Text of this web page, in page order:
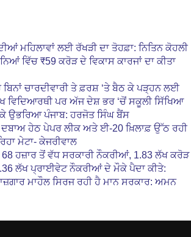
ਮਹਿਲਾਵਾਂ ਲਈ ਰੱਖੜੀ ਦਾ ਤੋਹਫ਼ਾ: ਨਿਤਿਨ ਕੋਹਲੀ
ਵਿੱਚ ₹59 ਕਰੋੜ ਦੇ ਵਿਕਾਸ ਕਾਰਜਾਂ ਦਾ ਕੀਤਾ
ਬਿਨਾਂ ਚਾਰਦੀਵਾਰੀ ਤੇ ਫ਼ਰਸ਼ ‘ਤੇ ਬੈਠ ਕੇ ਪੜ੍ਹਨ ਲਈ
ਵਿਦਿਆਰਥੀ ਪਰ ਅੱਜ ਦੇਸ਼ ਭਰ ‘ਚੋਂ ਸਕੂਲੀ ਸਿੱਖਿਆ
ਉਭਰਿਆ ਪੰਜਾਬ: ਹਰਜੋਤ ਸਿੰਘ ਬੈਂਸ
ਦਬਾਅ ਹੇਠ ਪੇਪਰ ਲੀਕ ਅਤੇ ਈ-20 ਖ਼ਿਲਾਫ਼ ਉੱਠ ਰਹੀ
ਮੇਟਾ- ਕੇਜਰੀਵਾਲ
68 ਹਜ਼ਾਰ ਤੋਂ ਵੱਧ ਸਰਕਾਰੀ ਨੌਕਰੀਆਂ, 1.83 ਲੱਖ ਕਰੋੜ
ਲੱਖ ਪ੍ਰਾਈਵੇਟ ਨੌਕਰੀਆਂ ਦੇ ਮੌਕੇ ਪੈਦਾ ਕੀਤੇ:
ਮਾਹੌਲ ਸਿਰਜ ਰਹੀ ਹੈ ਮਾਨ ਸਰਕਾਰ: ਅਮਨ